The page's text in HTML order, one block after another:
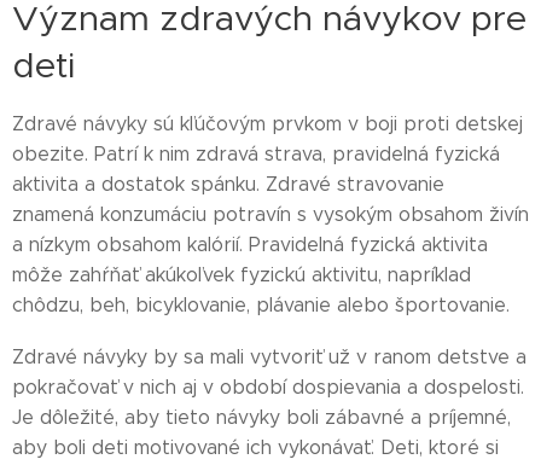
Význam zdravých návykov pre
deti
Zdravé návyky sú kľúčovým prvkom v boji proti detskej
obezite. Patrí k nim zdravá strava, pravidelná fyzická
aktivita a dostatok spánku. Zdravé stravovanie
znamená konzumáciu potravín s vysokým obsahom živín
a nízkym obsahom kalórií. Pravidelná fyzická aktivita
môže zahŕňať akúkoľvek fyzickú aktivitu, napríklad
chôdzu, beh, bicyklovanie, plávanie alebo športovanie.
Zdravé návyky by sa mali vytvoriť už v ranom detstve a
pokračovať v nich aj v období dospievania a dospelosti.
Je dôležité, aby tieto návyky boli zábavné a príjemné,
aby boli deti motivované ich vykonávať. Deti, ktoré si